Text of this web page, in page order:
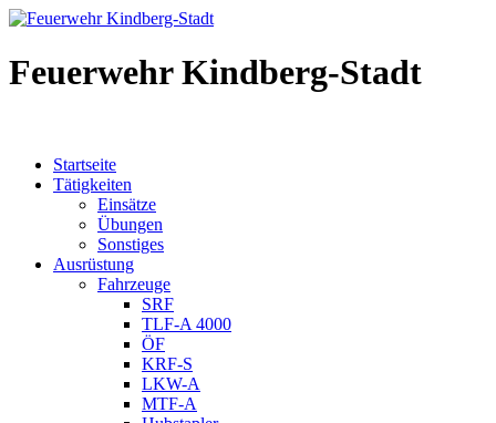
Feuerwehr Kindberg-Stadt
Startseite
Tätigkeiten
Einsätze
Übungen
Sonstiges
Ausrüstung
Fahrzeuge
SRF
TLF-A 4000
ÖF
KRF-S
LKW-A
MTF-A